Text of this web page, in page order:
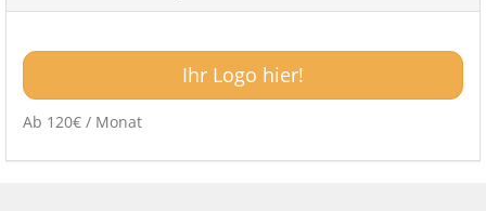
Ihr Logo hier!
Ab 120€ / Monat